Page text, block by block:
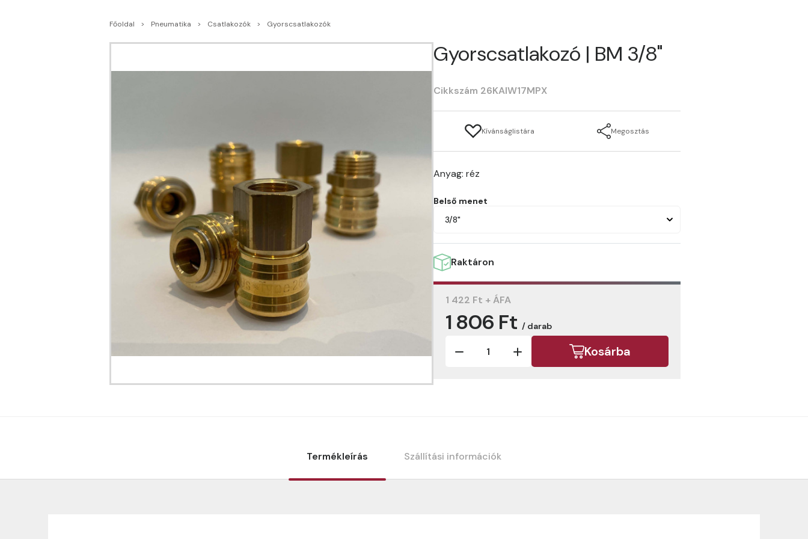
Főoldal Pneumatika Csatlakozók Gyorscsatlakozók
Gyorscsatlakozó | BM 3/8"
Cikkszám 26KAIW17MPX
Kívánságlistára Megosztás
Anyag: réz
Belső menet
3/8"
Raktáron
1 422 Ft + ÁFA
1 806 Ft / darab
Kosárba
Termékleírás Szállítási információk